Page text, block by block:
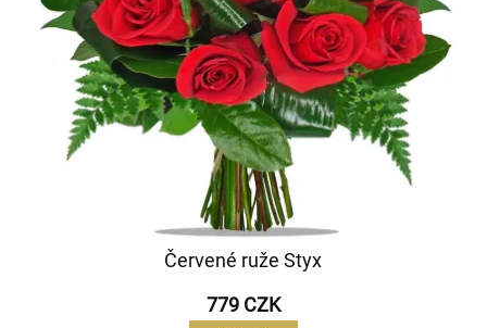
Červené ruže Styx
779 CZK